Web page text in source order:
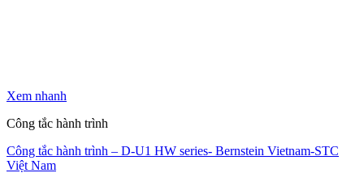
Xem nhanh
Công tắc hành trình
Công tắc hành trình – D-U1 HW series- Bernstein Vietnam-STC
Việt Nam